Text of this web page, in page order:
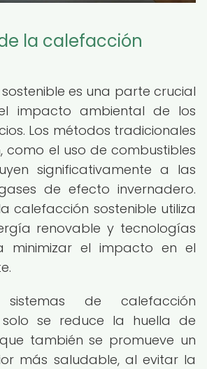
la calefacción
es una parte crucial
impacto ambiental de los
Los métodos tradicionales
como el uso de combustibles
significativamente a las
de efecto invernadero.
calefacción sostenible utiliza
renovable y tecnologías
minimizar el impacto en el
de calefacción
solo se reduce la huella de
también se promueve un
más saludable, al evitar la